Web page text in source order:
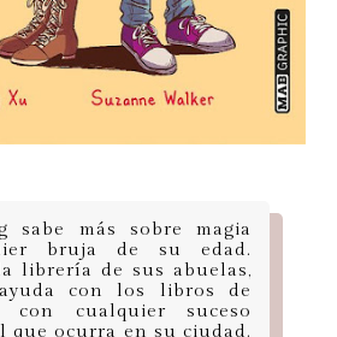
sabe más sobre magia
bruja de su edad.
librería de sus abuelas,
con los libros de
con cualquier suceso
que ocurra en su ciudad.